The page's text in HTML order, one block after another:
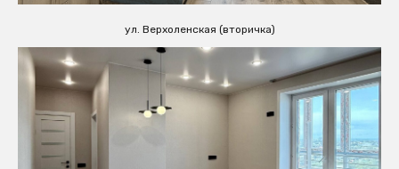
ул. Верхоленская (вторичка)